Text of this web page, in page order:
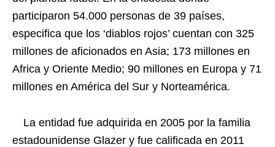
participaron 54.000 personas de 39 países,
especifica que los ‘diablos rojos’ cuentan con 325
millones de aficionados en Asia; 173 millones en
Africa y Oriente Medio; 90 millones en Europa y 71
millones en América del Sur y Norteamérica.
La entidad fue adquirida en 2005 por la familia
estadounidense Glazer y fue calificada en 2011